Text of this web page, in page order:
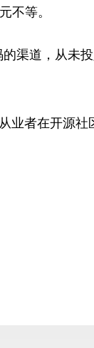
不等。
渠道，从未
者在开源社